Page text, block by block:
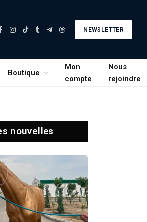
Facebook
Instagram
TikTokTumblrTelegramThreads
NEWSLETTER
Boutique
Mon
compte
Nous
rejoindre
nouvelles